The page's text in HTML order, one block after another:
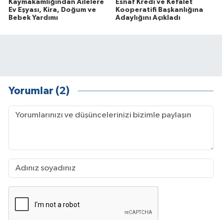
Kaymakamlığından Ailelere
Ev Eşyası, Kira, Doğum ve
Bebek Yardımı
Esnaf Kredi ve Kefalet
Kooperatifi Başkanlığına
Adaylığını Açıkladı
Yorumlar (2)